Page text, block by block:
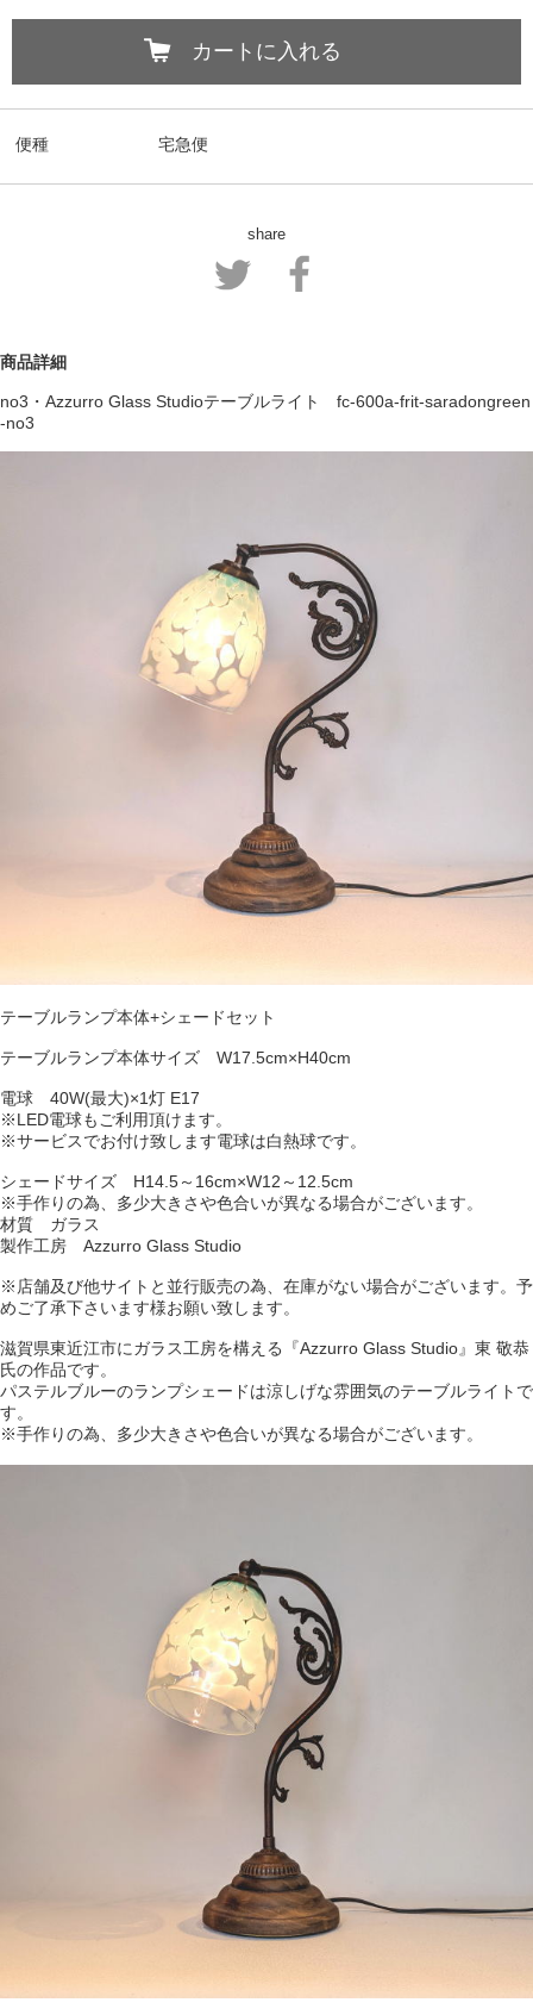
カートに入れる
便種 宅急便
share
商品詳細
no3・Azzurro Glass Studioテーブルライト fc-600a-frit-saradongreen
-no3
テーブルランプ本体+シェードセット
テーブルランプ本体サイズ W17.5cm×H40cm
電球 40W(最大)×1灯 E17
※LED電球もご利用頂けます。
※サービスでお付け致します電球は白熱球です。
シェードサイズ H14.5～16cm×W12～12.5cm
※手作りの為、多少大きさや色合いが異なる場合がございます。
材質 ガラス
製作工房 Azzurro Glass Studio
※店舗及び他サイトと並行販売の為、在庫がない場合がございます。予
めご了承下さいます様お願い致します。
滋賀県東近江市にガラス工房を構える『Azzurro Glass Studio』東 敬恭
氏の作品です。
パステルブルーのランプシェードは涼しげな雰囲気のテーブルライトで
す。
※手作りの為、多少大きさや色合いが異なる場合がございます。